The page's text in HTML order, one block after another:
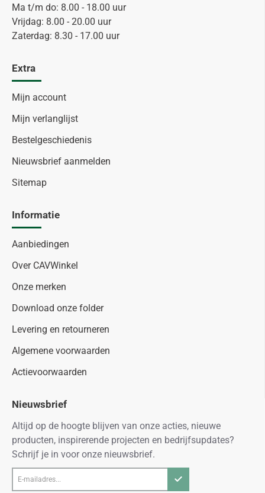
Ma t/m do: 8.00 - 18.00 uur
Vrijdag: 8.00 - 20.00 uur
Zaterdag: 8.30 - 17.00 uur
Extra
Mijn account
Mijn verlanglijst
Bestelgeschiedenis
Nieuwsbrief aanmelden
Sitemap
Informatie
Aanbiedingen
Over CAVWinkel
Onze merken
Download onze folder
Levering en retourneren
Algemene voorwaarden
Actievoorwaarden
Nieuwsbrief
Altijd op de hoogte blijven van onze acties, nieuwe
producten, inspirerende projecten en bedrijfsupdates?
Schrijf je in voor onze nieuwsbrief.
mailadres...